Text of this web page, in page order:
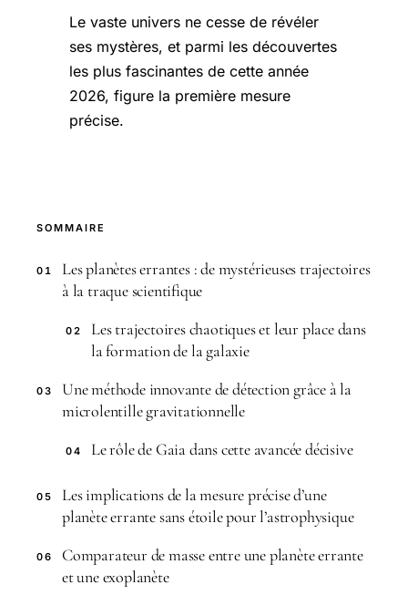
Le vaste univers ne cesse de révéler
ses mystères, et parmi les découvertes
les plus fascinantes de cette année
2026, figure la première mesure
précise.
SOMMAIRE
01
Les planètes errantes : de mystérieuses trajectoires
à la traque scientifique
02
Les trajectoires chaotiques et leur place dans
la formation de la galaxie
03
Une méthode innovante de détection grâce à la
microlentille gravitationnelle
04 Le rôle de Gaia dans cette avancée décisive
05
Les implications de la mesure précise d’une
planète errante sans étoile pour l’astrophysique
06
Comparateur de masse entre une planète errante
et une exoplanète